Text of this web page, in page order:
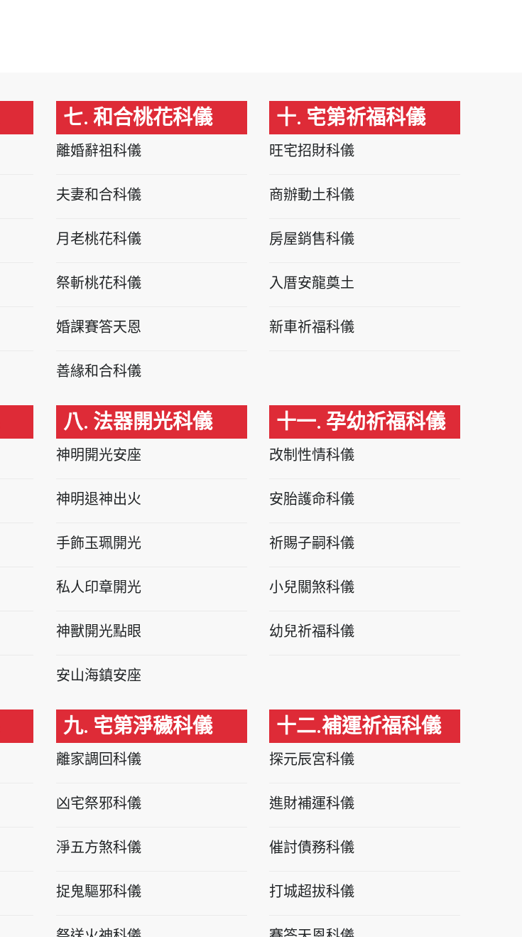
七. 和合桃花科儀
離婚辭祖科儀
夫妻和合科儀
月老桃花科儀
祭斬桃花科儀
婚課賽答天恩
善緣和合科儀
八. 法器開光科儀
神明開光安座
神明退神出火
手飾玉珮開光
私人印章開光
神獸開光點眼
安山海鎮安座
九. 宅第淨穢科儀
離家調回科儀
凶宅祭邪科儀
淨五方煞科儀
捉鬼驅邪科儀
十. 宅第祈福科儀
旺宅招財科儀
商辦動土科儀
房屋銷售科儀
入厝安龍奠土
新車祈福科儀
十一. 孕幼祈福科儀
改制性情科儀
安胎護命科儀
祈賜子嗣科儀
小兒關煞科儀
幼兒祈福科儀
十二.補運祈福科儀
探元辰宮科儀
進財補運科儀
催討債務科儀
打城超拔科儀